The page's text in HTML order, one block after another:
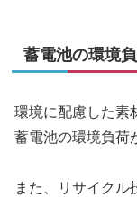
蓄電池の環境
環境に配慮した素
蓄電池の環境負荷
また、リサイクル